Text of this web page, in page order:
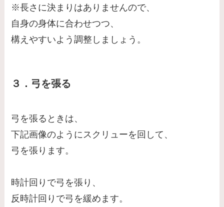
※長さに決まりはありませんので、
自身の身体に合わせつつ、
構えやすいよう調整しましょう。
３．弓を張る
弓を張るときは、
下記画像のようにスクリューを回して、
弓を張ります。
時計回りで弓を張り、
反時計回りで弓を緩めます。